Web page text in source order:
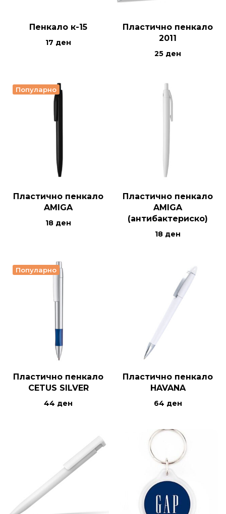
Пенкало к-15
17 ден
Пластично пенкало
2011
25 ден
Популарно
Пластично пенкало
AMIGA
18 ден
Пластично пенкало
AMIGA
(антибактериско)
18 ден
Популарно
Пластично пенкало
CETUS SILVER
44 ден
Пластично пенкало
HAVANA
64 ден